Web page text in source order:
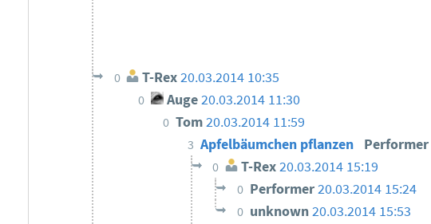
0 T-Rex20.03.2014 10:35
0 Auge20.03.2014 11:30
0 Tom20.03.2014 11:59
3 Apfelbäumchen pflanzen Performer
0 T-Rex 20.03.2014 15:19
0 Performer20.03.2014 15:24
0 unknown20.03.2014 15:53